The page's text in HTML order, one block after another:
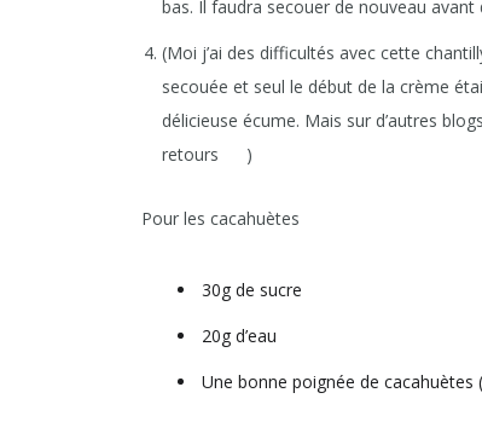
bas. Il faudra secouer de nouveau avant
(Moi j’ai des difficultés avec cette
secouée et seul le début de la crème
délicieuse écume. Mais sur d’autres
retours
)
Pour les cacahuètes
30g de sucre
20g d’eau
Une bonne poignée de cacahuètes